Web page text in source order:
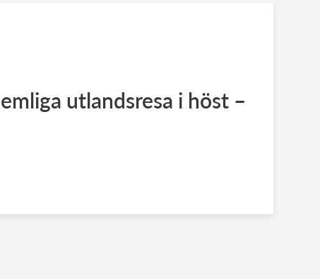
utlandsresa i höst –